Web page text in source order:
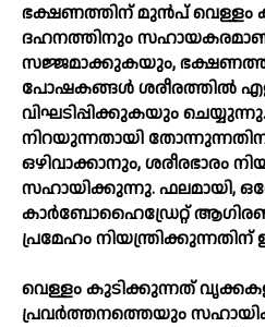
ഭക്ഷണത്തിന് മുന്‍പ് വെള്ളം
ദഹനത്തിനും
സജ്ജമാക്കുകയും,
പോഷകങ്ങള്‍ ശരീരത്തില്‍
വിഘടിപ്പിക്കുകയും
നിറയുന്നതായി
ഒഴിവാക്കാനും, ശരീരഭാരം
സഹായിക്കുന്നു. ഫലമായി,
കാർബോഹൈഡ്രേറ്റ്
പ്രമേഹം
വെള്ളം കുടിക്കുന്നത്
പ്രവർത്തനത്തെയും